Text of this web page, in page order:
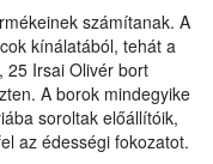
számítanak. A
kínálatából, tehát a
25 Irsai Olivér bort
A borok mindegyike
soroltak előállítóik,
az édességi fokozatot.